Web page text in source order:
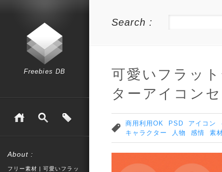
Freebies DB
About :
フリー素材 | 可愛いフラッ
Search :
可愛いフラッ
ターアイコン
商用利用OK PSD アイコン
キャラクター
人物 感情 素